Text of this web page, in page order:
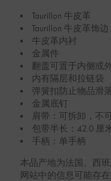
Taurillon 牛皮革
Taurillon 牛皮革饰边
牛皮革内衬
金属件
翻盖可置于内侧或
内有隔层和拉链袋
弹簧扣防止物品滑落
金属底钉
肩带：可拆卸，不
包带半长：42.0 厘
手柄：单手柄
本品产地为法国、西
网站中的信息可能存